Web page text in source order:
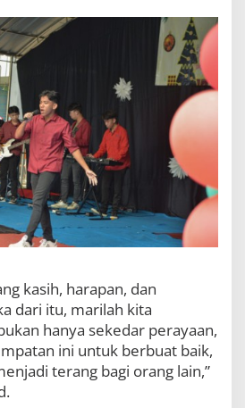
kasih, harapan, dan
dari itu, marilah kita
hanya sekedar perayaan,
ini untuk berbuat baik,
terang bagi orang lain,”